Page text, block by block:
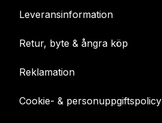
Leveransinformation
Retur, byte & ångra köp
Reklamation
Cookie- & personuppgiftspolicy